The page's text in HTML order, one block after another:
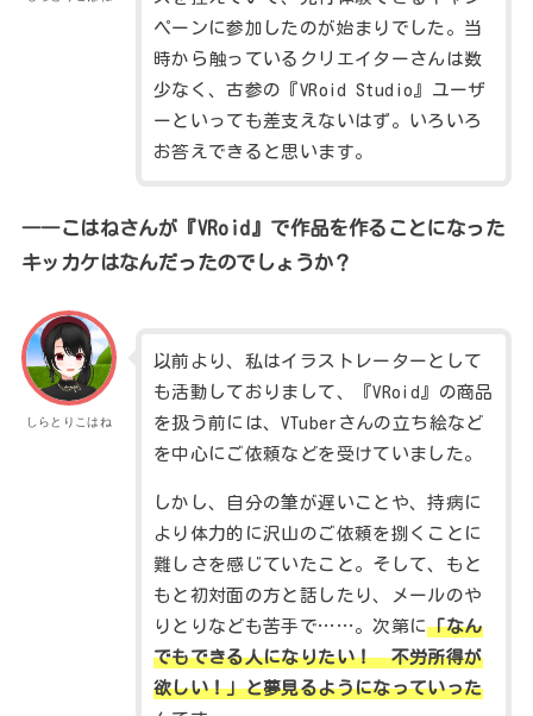
ペーンに参加したのが始まりでした。当
時から触っているクリエイターさんは数
少なく、古参の『VRoid Studio』ユーザ
ーといっても差支えないはず。いろいろ
お答えできると思います。
――こはねさんが 『VRoid』 で作品を作ることになった
キッカケはなんだったのでしょうか？
しらとりこはね
以前より、私はイラストレーターとして
も活動しておりまして、『VRoid』の商品
を扱う前には、VTuberさんの立ち絵など
を中心にご依頼などを受けていました。
しかし、自分の筆が遅いことや、持病に
より体力的に沢山のご依頼を捌くことに
難しさを感じていたこと。そして、もと
もと初対面の方と話したり、メールのや
りとりなども苦手で……。次第に「なん
でもできる人になりたい！ 不労所得が
欲しい！」と夢見るようになっていった